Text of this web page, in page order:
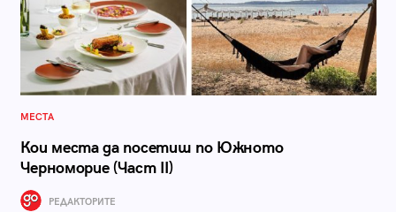
МЕСТА
Кои места да посетиш по Южното
Черноморие (Част II)
РЕДАКТОРИТЕ